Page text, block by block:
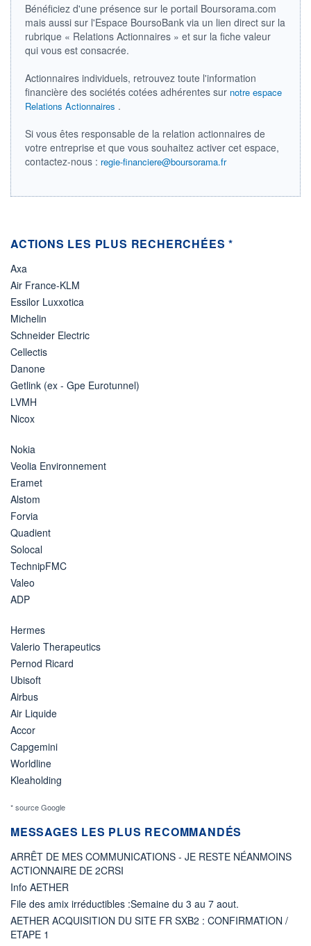
01.10.10 / 20:53:01
ÉLIGIBILITÉ
Non éligible
Boursobank
+ PORTEFEUILLE + LISTE
Bénéficiez d'une présence sur le portail Boursorama.com
mais aussi sur l'Espace BoursoBank via un lien direct sur la
rubrique « Relations Actionnaires » et sur la fiche valeur
qui vous est consacrée.
Actionnaires individuels, retrouvez toute l'information
financière des sociétés cotées adhérentes sur notre espace
Relations Actionnaires .
Si vous êtes responsable de la relation actionnaires de
votre entreprise et que vous souhaitez activer cet espace,
contactez-nous : regie-financiere@boursorama.fr
ACTIONS LES PLUS RECHERCHÉES *
Axa
Air France-KLM
Essilor Luxxotica
Michelin
Schneider Electric
Cellectis
Danone
Getlink (ex - Gpe Eurotunnel)
LVMH
Nicox
Nokia
Veolia Environnement
Eramet
Alstom
Forvia
Quadient
Solocal
TechnipFMC
Valeo
ADP
Hermes
Valerio Therapeutics
Pernod Ricard
Ubisoft
Airbus
Air Liquide
Accor
Capgemini
Worldline
Kleaholding
* source Google
MESSAGES LES PLUS RECOMMANDÉS
ARRÊT DE MES COMMUNICATIONS - JE RESTE NÉANMOINS
ACTIONNAIRE DE 2CRSI
Info AETHER
File des amix irréductibles :Semaine du 3 au 7 aout.
AETHER ACQUISITION DU SITE FR SXB2 : CONFIRMATION /
ETAPE 1